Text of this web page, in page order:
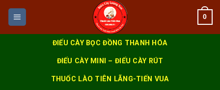
Skip
content
0
ĐIẾU CÀY BỌC ĐỒNG THANH HÓA
ĐIẾU CÀY MINI – ĐIẾU CÀY RÚT
THUỐC LÀO TIÊN LÃNG-TIẾN VUA